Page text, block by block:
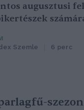
augusztusi
Szemle 6 perc
szezon